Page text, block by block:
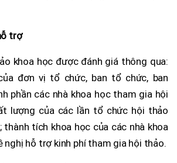
trợ
khoa học được đánh giá thông qua:
đơn vị tổ chức, ban tổ chức, ban
phần các nhà khoa học tham gia hội
lượng của các lần tổ chức hội thảo
tích khoa học của các nhà khoa
nghị hỗ trợ kinh phí tham gia hội thảo.